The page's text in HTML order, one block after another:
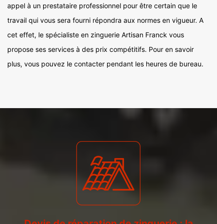
appel à un prestataire professionnel pour être certain que le
travail qui vous sera fourni répondra aux normes en vigueur. A
cet effet, le spécialiste en zinguerie Artisan Franck vous
propose ses services à des prix compétitifs. Pour en savoir
plus, vous pouvez le contacter pendant les heures de bureau.